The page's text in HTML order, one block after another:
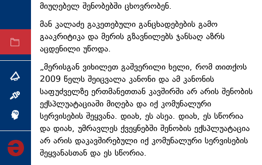
არქივი
თემა
ინტერვიუ
ინქვიზიცია
მიუღებელ შენობებში ცხოვრობენ.
მან კალაძე გაკეთებული განცხადებების გამო
გააკრიტიკა და მერის გზავნილებს ჯანსაღ აზრს
აცდენილი უწოდა.
„მერისგან ვიხილეთ გაშვერილი ხელი, რომ თითქოს
2009 წელს შეიცვალა კანონი და ამ კანონის
საფუძველზე ერთმანეთთან კავშირში არ არის შენობის
ექსპლუატაციაში მიღება და იქ კომუნალური
სერვისების შეყვანა. დიახ, ეს ასეა. დიახ, ეს სწორია
და დიახ, უმრავლეს ქვეყნებში შენობის ექსპლუატაცია
არ არის დაკავშირებული იქ კომუნალური სერვისების
შეყვანასთან და ეს სწორია.